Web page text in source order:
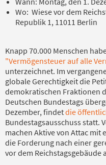
Wo: Wiese vor dem
Republik 1, 11011 Berlin
Knapp 70.000 Menschen
"Vermögensteuer auf alle
unterzeichnet. Im
globale Gerechtigkeit die
demokratischen Fraktionen
Deutschen Bundestags
Dezember, findetdie
Bundestagsausschuss statt.
machen Aktive von Attac
die Forderung nach einer
vor dem Reichstagsgebäude